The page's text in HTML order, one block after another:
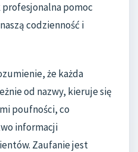
pomoc
codzienność i
że każda
od nazwy, kieruje się
poufności, co
informacji
Zaufanie jest